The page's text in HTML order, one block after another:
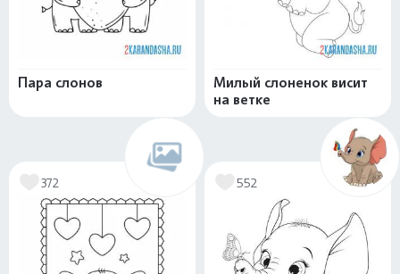
Пара слонов
Милый слоненок висит
на ветке
372 552